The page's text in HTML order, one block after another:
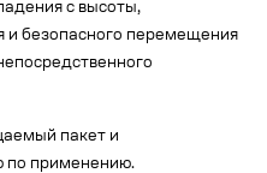
с высоты,
и безопасного перемещения
пакет и
по применению.